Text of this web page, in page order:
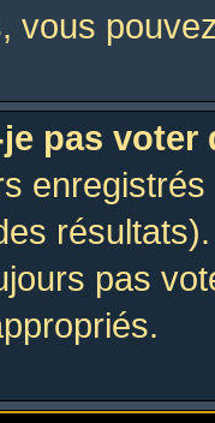
vous
pas voter
pas